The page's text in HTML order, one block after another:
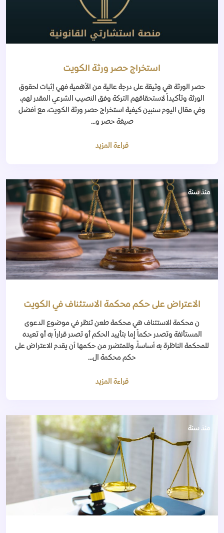
استخراج حصر ورثة الكويت
حصر الورثة هي وثيقة على درجة عالية من الأهمية فهي إثبات لحقوق
الورثة وتأكيداً لاستحقاقهم التركة وفق النصيب الشرعي المقدر لهم،
وفي مقال اليوم سنبين كيفية استخراج حصر ورثة الكويت، مع أفضل
صيغة حصر و...
قراءة المزيد
منذ سنة
الاعتراض على حكم محكمة الاستئناف في الكويت
ن محكمة الاستئناف هي محكمة طعن تنظر في موضوع الدعوى
المستأنفة وتصدر حكماً إما بتأييد الحكم أو تصدر قراراً به أو تعيده
للمحكمة الناظرة به أساساً، وللمتضرر من حكمها أن يقدم الاعتراض على
حكم محكمة ال...
قراءة المزيد
منذ سنة